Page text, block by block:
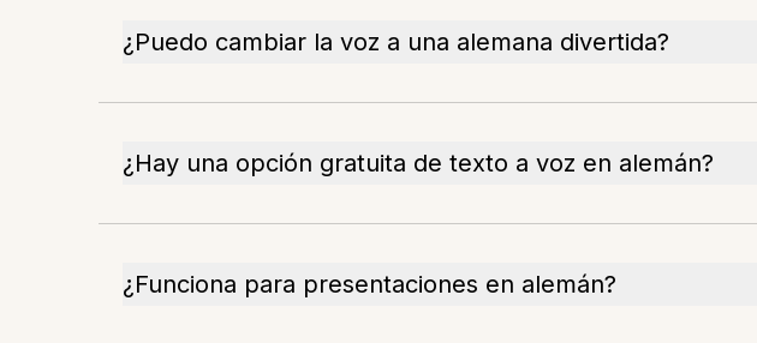
¿Puedo cambiar la voz a una alemana divertida?
¿Hay una opción gratuita de texto a voz en alemán?
¿Funciona para presentaciones en alemán?